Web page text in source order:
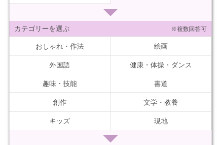
カテゴリーを選ぶ ※複数回答可
おしゃれ・作法 絵画
外国語 健康・体操・ダンス
趣味・技能 書道
創作 文学・教養
キッズ 現地